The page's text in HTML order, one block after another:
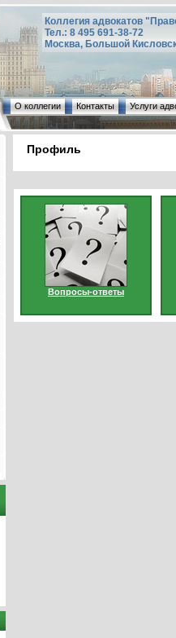
Коллегия адвокатов
Тел.: 8 495 691-38-72
Москва, Большой
О коллегии Контакты Услуги
Профиль
Вопросы-ответы